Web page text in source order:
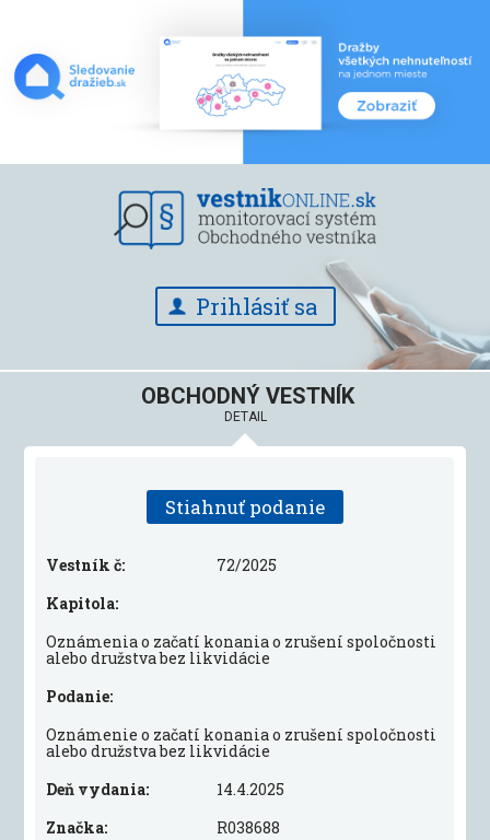
Prihlásiť sa
OBCHODNÝ VESTNÍK
DETAIL
Stiahnuť podanie
Vestník č:
72/2025
Kapitola:
Oznámenia o začatí konania o zrušení spoločnosti
alebo družstva bez likvidácie
Podanie:
Oznámenie o začatí konania o zrušení spoločnosti
alebo družstva bez likvidácie
Deň vydania:
14.4.2025
Značka:
R038688